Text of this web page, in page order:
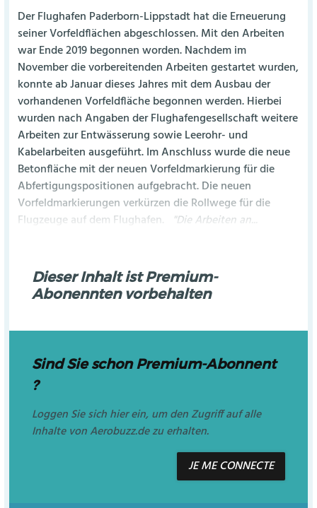
Der Flughafen Paderborn-Lippstadt hat die Erneuerung
seiner Vorfeldflächen abgeschlossen. Mit den Arbeiten
war Ende 2019 begonnen worden. Nachdem im
November die vorbereitenden Arbeiten gestartet wurden,
konnte ab Januar dieses Jahres mit dem Ausbau der
vorhandenen Vorfeldfläche begonnen werden. Hierbei
wurden nach Angaben der Flughafengesellschaft weitere
Arbeiten zur Entwässerung sowie Leerohr- und
Kabelarbeiten ausgeführt. Im Anschluss wurde die neue
Betonfläche mit der neuen Vorfeldmarkierung für die
Abfertigungspositionen aufgebracht. Die neuen
Vorfeldmarkierungen verkürzen die Rollwege für die
Flugzeuge auf dem Flughafen.
"Die Arbeiten an...
Dieser Inhalt ist Premium-
Abonennten vorbehalten
Sind Sie schon Premium-Abonnent
?
Loggen Sie sich hier ein, um den Zugriff auf alle
Inhalte von Aerobuzz.de zu erhalten.
JE ME CONNECTE